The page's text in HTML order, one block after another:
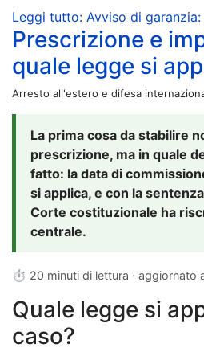
Leggi tutto: Avviso di
Prescrizione e
quale legge si
Arresto all'estero e difesa
La prima cosa da stabilire
prescrizione, ma in quale
fatto: la data di
si applica, e con la
Corte costituzionale ha
centrale.
⏱ 20 minuti di lettura · aggiornato
Quale legge si
caso?